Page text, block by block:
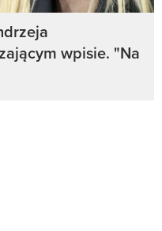
wpisie. "Na